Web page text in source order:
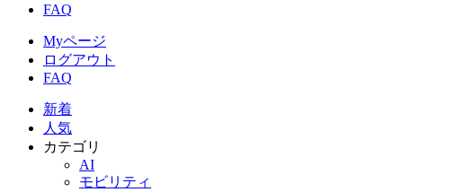
FAQ
Myページ
ログアウト
FAQ
新着
人気
カテゴリ
AI
モビリティ